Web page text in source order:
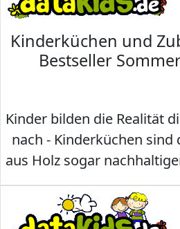
Kinderküchen und
Bestseller
Kinder bilden die Realität
nach - Kinderküchen sind
aus Holz sogar